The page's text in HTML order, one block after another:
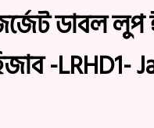
ডাবল লুপ
-LRHD1-